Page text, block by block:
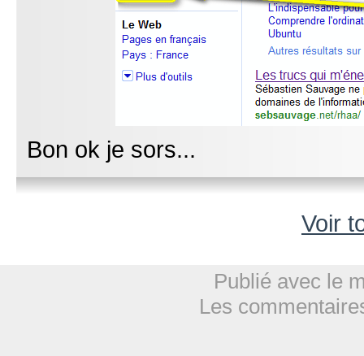
Bon ok je sors...
Voir
Publié avec le
Les